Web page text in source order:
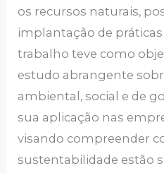
os recursos naturais,
implantação de
trabalho teve como
estudo abrangente
ambiental, social e de
sua aplicação nas
visando compreender
sustentabilidade estão